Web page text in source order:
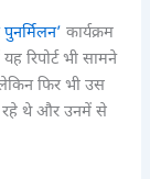
कार्यक्रम
रिपोर्ट भी सामने
फिर भी उस
रहे थे और उनमें से